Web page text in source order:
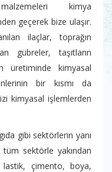
kimya
geçerek bize ulaşır.
ilaçlar, toprağın
gübreler, taşıtların
üretiminde kimyasal
bir kısmı da
kimyasal işlemlerden
gibi sektörlerin yanı
sektörle yakından
lastik, çimento, boya,